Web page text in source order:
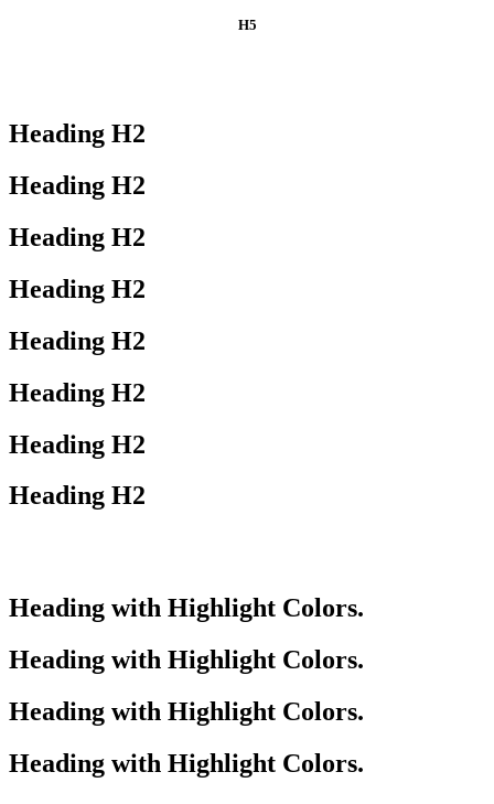
H5
Heading H2
Heading H2
Heading H2
Heading H2
Heading H2
Heading H2
Heading H2
Heading H2
Heading with Highlight Colors.
Heading with Highlight Colors.
Heading with Highlight Colors.
Heading with Highlight Colors.